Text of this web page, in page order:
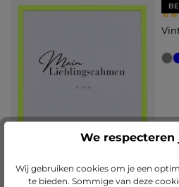
We respecteren
Wij gebruiken cookies om je een
te bieden. Sommige van deze